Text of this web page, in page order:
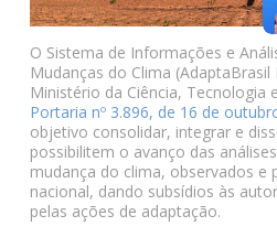
O Sistema de Informações e
Mudanças do Clima
Ministério da Ciência, Tecnologia
Portaria nº 3.896, de 16 de
objetivo consolidar, integrar e
possibilitem o avanço das
mudança do clima, observados
nacional, dando subsídios às
pelas ações de adaptação.